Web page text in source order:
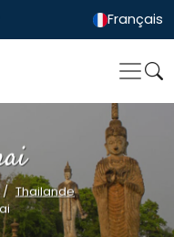
Français
Thailande